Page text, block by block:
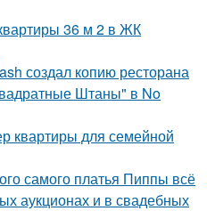
36 м 2 в ЖК
создал копию ресторана
Штаны" в No
квартиры для семейной
самого платья Пиппы всё
аукционах и в свадебных